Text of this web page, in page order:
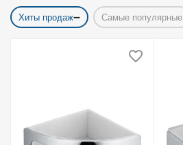
Хиты продаж Самые популярные